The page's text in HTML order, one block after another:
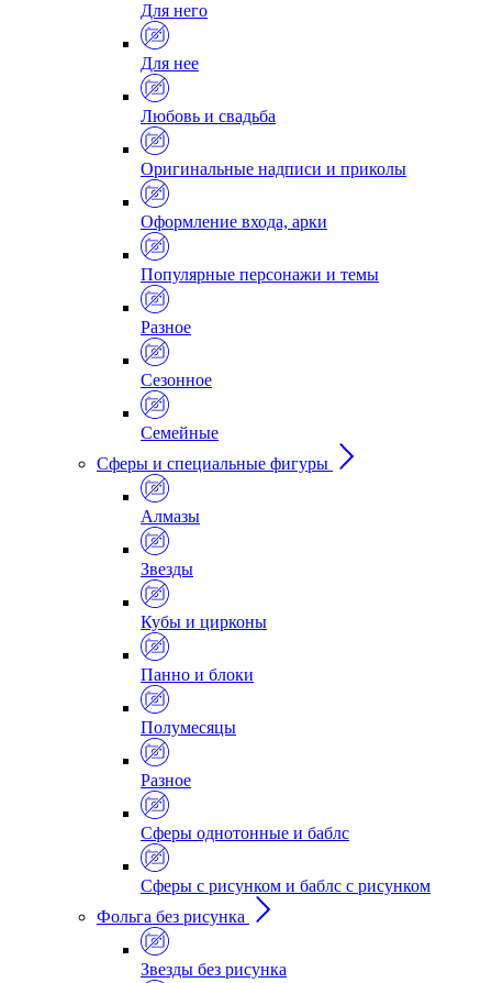
Для него
Для нее
Любовь и свадьба
Оригинальные надписи и приколы
Оформление входа, арки
Популярные персонажи и темы
Разное
Сезонное
Семейные
Сферы и специальные фигуры
Алмазы
Звезды
Кубы и цирконы
Панно и блоки
Полумесяцы
Разное
Сферы однотонные и баблс
Сферы с рисунком и баблс с рисунком
Фольга без рисунка
Звезды без рисунка